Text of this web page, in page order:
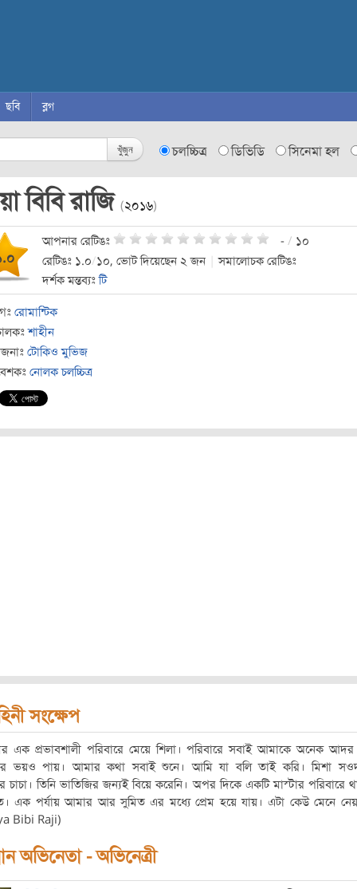
ছবি ব্লগ
খুঁজুন চলচ্চিত্র ডিভিডি সিনেমা হল
বিবি রাজি (২০১৬)
আপনার রেটিঙঃ - / ১০
রেটিঙঃ ১.০/১০, ভোট দিয়েছেন ২ জন
সমালোচক রেটিঙঃ
দর্শক মন্তব্যঃটি
রোমান্টিক
শাহীন
টোকিও মুভিজ
নোলক চলচ্চিত্র
সংক্ষেপ
এক প্রভাবশালী পরিবারে মেয়ে শিলা। পরিবারে সবাই আমাকে অনেক
ভয়ও পায়। আমার কথা সবাই শুনে। আমি যা বলি তাই করি। মিশা
চাচা। তিনি ভাতিজির জন্যই বিয়ে করেনি। অপর দিকে একটি মাস্টার পরিবারে
এক পর্যায় আমার আর সুমিত এর মধ্যে প্রেম হয়ে যায়। এটা কেউ মেনে নেয়
Bibi Raji)
অভিনেতা - অভিনেত্রী